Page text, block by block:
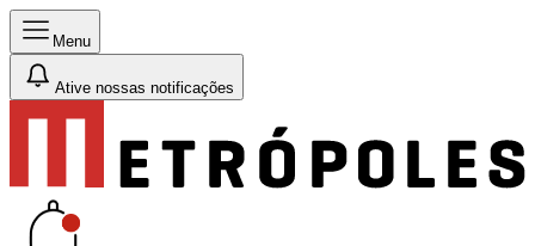
Menu
Ative nossas notificações